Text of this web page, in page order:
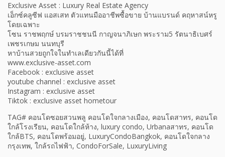
Exclusive Asset : Luxury Real Estate Agency
เอ็กซ์คลูซีฟ แอสเสท ตัวแทนมืออาชีพซื้อขาย บ้านแบรนด์ คฤหาสน์หรู
โดยเฉพาะ
โซน ราชพฤกษ์ บรมราชชนนี กาญจนาภิเษก พระราม5 รัตนาธิเบศร์
เพชรเกษม นนทบุรี
หาบ้านสวยถูกใจในทำเลเดียวกันนี้ได้ที่
www.exclusive-asset.com
Facebook : exclusive asset
youtube channel : exclusive asset
Instagram : exclusive asset
Tiktok : exclusive asset hometour
TAG# คอนโดซอยสวนพลู คอนโดใจกลางเมือง, คอนโดสาทร, คอนโด
ใกล้โรงเรียน, คอนโดใกล้ห้าง, luxury condo, Urbanaสาทร, คอนโด
ใกล้BTS, คอนโดพร้อมอยู่, LuxuryCondoBangkok, คอนโดใจกลาง
กรุงเทพ, ใกล้รถไฟฟ้า, CondoForSale, LuxuryLiving